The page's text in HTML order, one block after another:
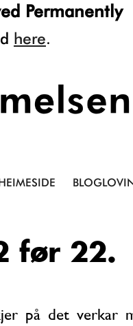
Permanently
here.
før 22.